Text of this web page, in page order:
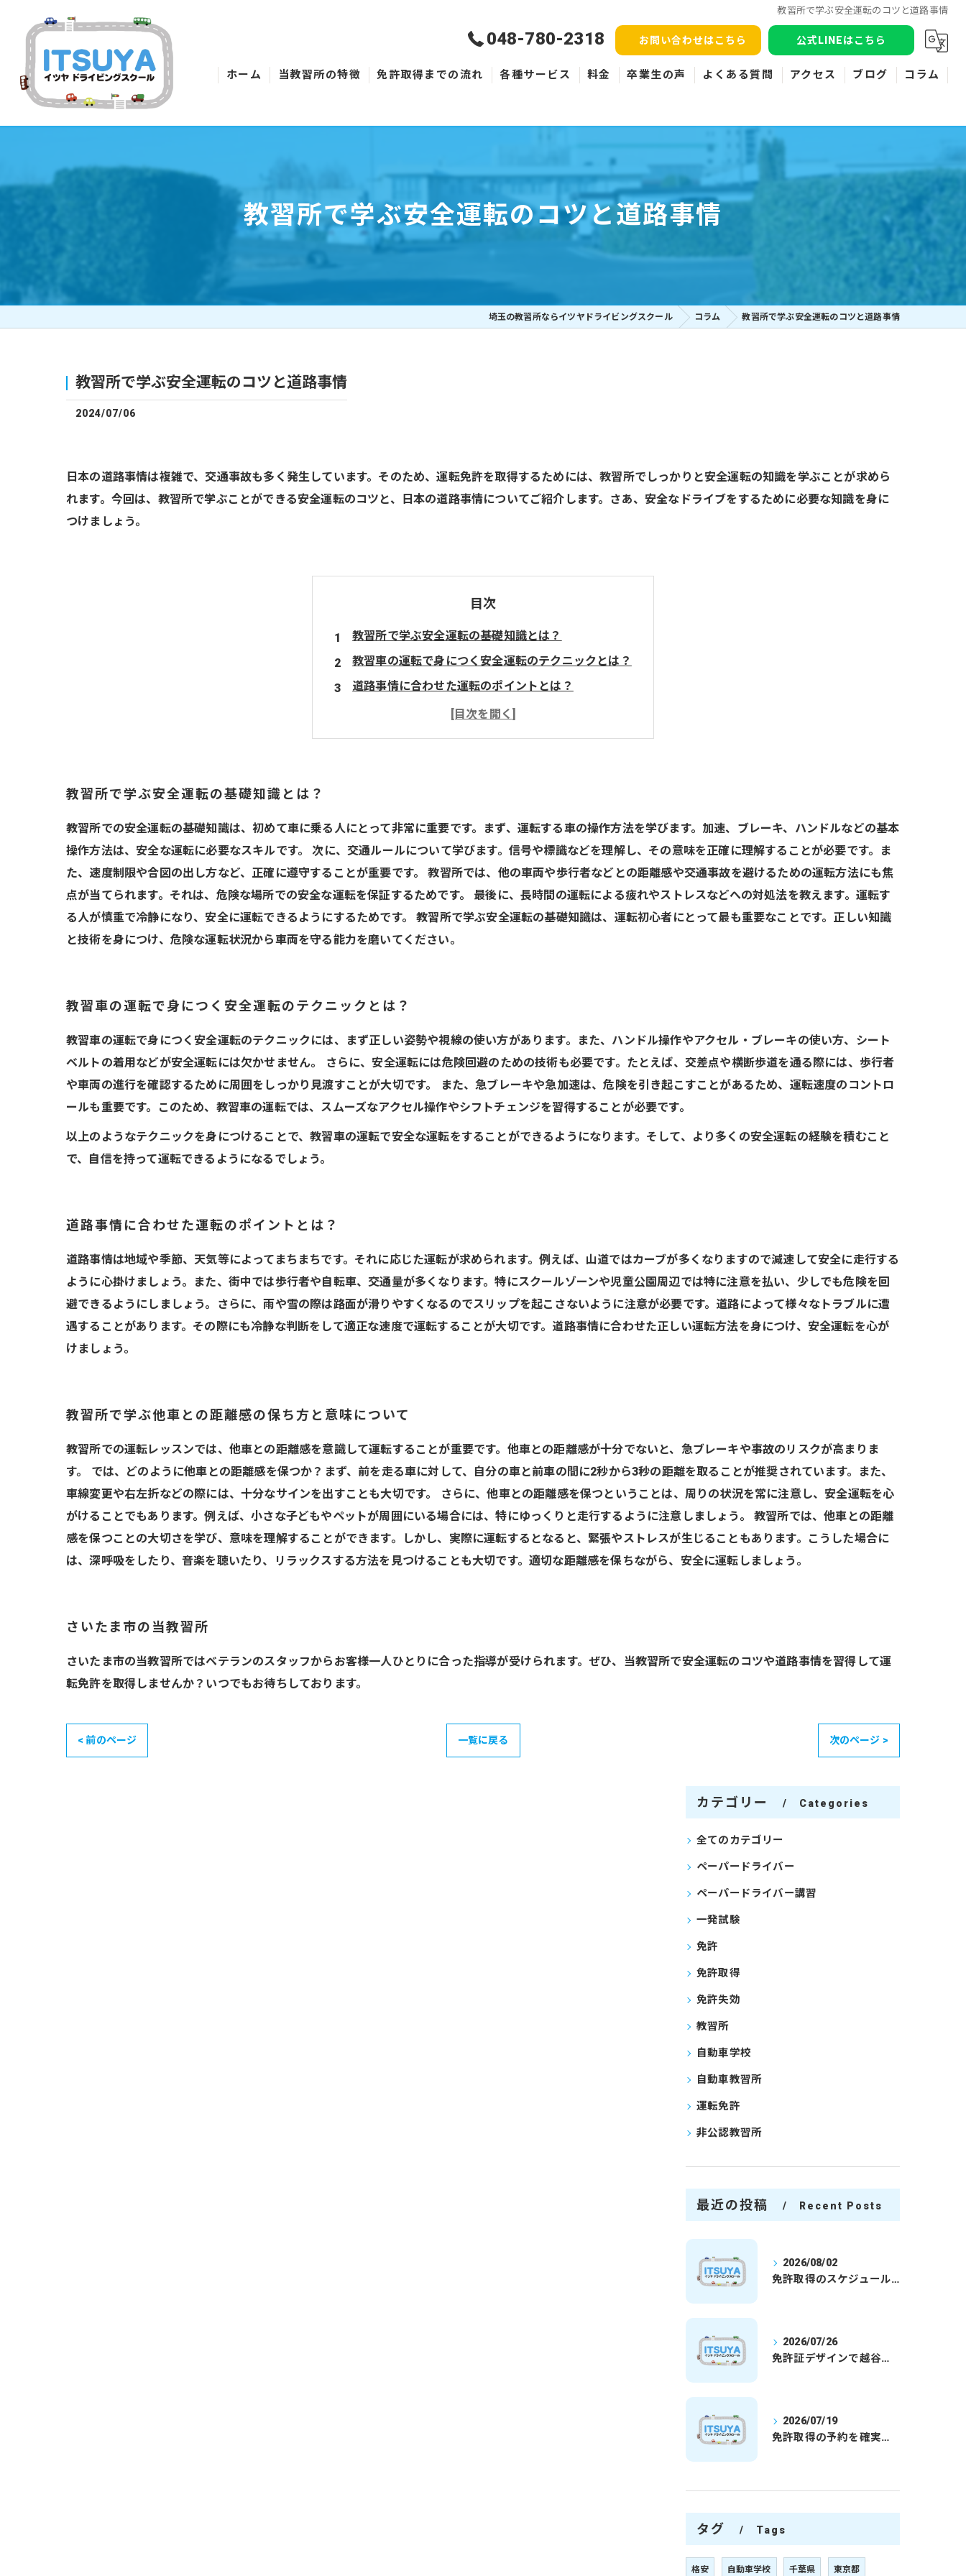
教習所で学ぶ安全運転のコツと道路事情
048-780-2318 お問い合わせはこちら 公式LINEはこちら
ホーム 当教習所の特徴 免許取得までの流れ 各種サービス
ペーパードライバー
料金 卒業生の声 よくある質問 アクセス ブログ コラム
教習所で学ぶ安全運転のコツと道路事情
埼玉の教習所ならイツヤドライビングスクール コラム 教習所で学ぶ安全運転のコツと道路事情
教習所で学ぶ安全運転のコツと道路事情
2024/07/06
日本の道路事情は複雑で、交通事故も多く発生しています。そのため、運転免許を取得するためには、教習所でしっかりと安全運転の知識を学ぶことが求めら
れます。今回は、教習所で学ぶことができる安全運転のコツと、日本の道路事情についてご紹介します。さあ、安全なドライブをするために必要な知識を身に
つけましょう。
目次
教習所で学ぶ安全運転の基礎知識とは？
教習車の運転で身につく安全運転のテクニックとは？
道路事情に合わせた運転のポイントとは？
教習所で学ぶ他車との距離感の保ち方と意味について
さいたま市の当教習所
教習所で学ぶ安全運転の基礎知識とは？
教習所での安全運転の基礎知識は、初めて車に乗る人にとって非常に重要です。まず、運転する車の操作方法を学びます。加速、ブレーキ、ハンドルなどの基本
操作方法は、安全な運転に必要なスキルです。 次に、交通ルールについて学びます。信号や標識などを理解し、その意味を正確に理解することが必要です。ま
た、速度制限や合図の出し方など、正確に遵守することが重要です。 教習所では、他の車両や歩行者などとの距離感や交通事故を避けるための運転方法にも焦
点が当てられます。それは、危険な場所での安全な運転を保証するためです。 最後に、長時間の運転による疲れやストレスなどへの対処法を教えます。運転す
る人が慎重で冷静になり、安全に運転できるようにするためです。 教習所で学ぶ安全運転の基礎知識は、運転初心者にとって最も重要なことです。正しい知識
と技術を身につけ、危険な運転状況から車両を守る能力を磨いてください。
教習車の運転で身につく安全運転のテクニックとは？
教習車の運転で身につく安全運転のテクニックには、まず正しい姿勢や視線の使い方があります。また、ハンドル操作やアクセル・ブレーキの使い方、シート
ベルトの着用などが安全運転には欠かせません。 さらに、安全運転には危険回避のための技術も必要です。たとえば、交差点や横断歩道を通る際には、歩行者
や車両の進行を確認するために周囲をしっかり見渡すことが大切です。 また、急ブレーキや急加速は、危険を引き起こすことがあるため、運転速度のコントロ
ールも重要です。このため、教習車の運転では、スムーズなアクセル操作やシフトチェンジを習得することが必要です。
以上のようなテクニックを身につけることで、教習車の運転で安全な運転をすることができるようになります。そして、より多くの安全運転の経験を積むこと
で、自信を持って運転できるようになるでしょう。
道路事情に合わせた運転のポイントとは？
道路事情は地域や季節、天気等によってまちまちです。それに応じた運転が求められます。例えば、山道ではカーブが多くなりますので減速して安全に走行する
ように心掛けましょう。また、街中では歩行者や自転車、交通量が多くなります。特にスクールゾーンや児童公園周辺では特に注意を払い、少しでも危険を回
避できるようにしましょう。さらに、雨や雪の際は路面が滑りやすくなるのでスリップを起こさないように注意が必要です。道路によって様々なトラブルに遭
遇することがあります。その際にも冷静な判断をして適正な速度で運転することが大切です。道路事情に合わせた正しい運転方法を身につけ、安全運転を心が
けましょう。
教習所で学ぶ他車との距離感の保ち方と意味について
教習所での運転レッスンでは、他車との距離感を意識して運転することが重要です。他車との距離感が十分でないと、急ブレーキや事故のリスクが高まりま
す。 では、どのように他車との距離感を保つか？まず、前を走る車に対して、自分の車と前車の間に2秒から3秒の距離を取ることが推奨されています。また、
車線変更や右左折などの際には、十分なサインを出すことも大切です。 さらに、他車との距離感を保つということは、周りの状況を常に注意し、安全運転を心
がけることでもあります。例えば、小さな子どもやペットが周囲にいる場合には、特にゆっくりと走行するように注意しましょう。 教習所では、他車との距離
感を保つことの大切さを学び、意味を理解することができます。しかし、実際に運転するとなると、緊張やストレスが生じることもあります。こうした場合に
は、深呼吸をしたり、音楽を聴いたり、リラックスする方法を見つけることも大切です。適切な距離感を保ちながら、安全に運転しましょう。
さいたま市の当教習所
さいたま市の当教習所ではベテランのスタッフからお客様一人ひとりに合った指導が受けられます。ぜひ、当教習所で安全運転のコツや道路事情を習得して運
転免許を取得しませんか？いつでもお待ちしております。
< 前のページ 一覧に戻る 次のページ >
カテゴリー Categories
全てのカテゴリー
ペーパードライバー
ペーパードライバー講習
一発試験
免許
免許取得
免許失効
教習所
自動車学校
自動車教習所
運転免許
非公認教習所
最近の投稿 Recent Posts
2026/08/02
免許取得のスケジュールを徹底解説学生社会人の通学合宿別プランで最短取得のコツ
2026/07/26
免許証デザインで越谷市愛を表現する埼玉県さいたま市越谷市の免許取得完全ガイド
2026/07/19
免許取得の予約を確実に取るための最新ガイドと一発試験合格の実践法
タグ Tags
格安 自動車学校 千葉県 東京都